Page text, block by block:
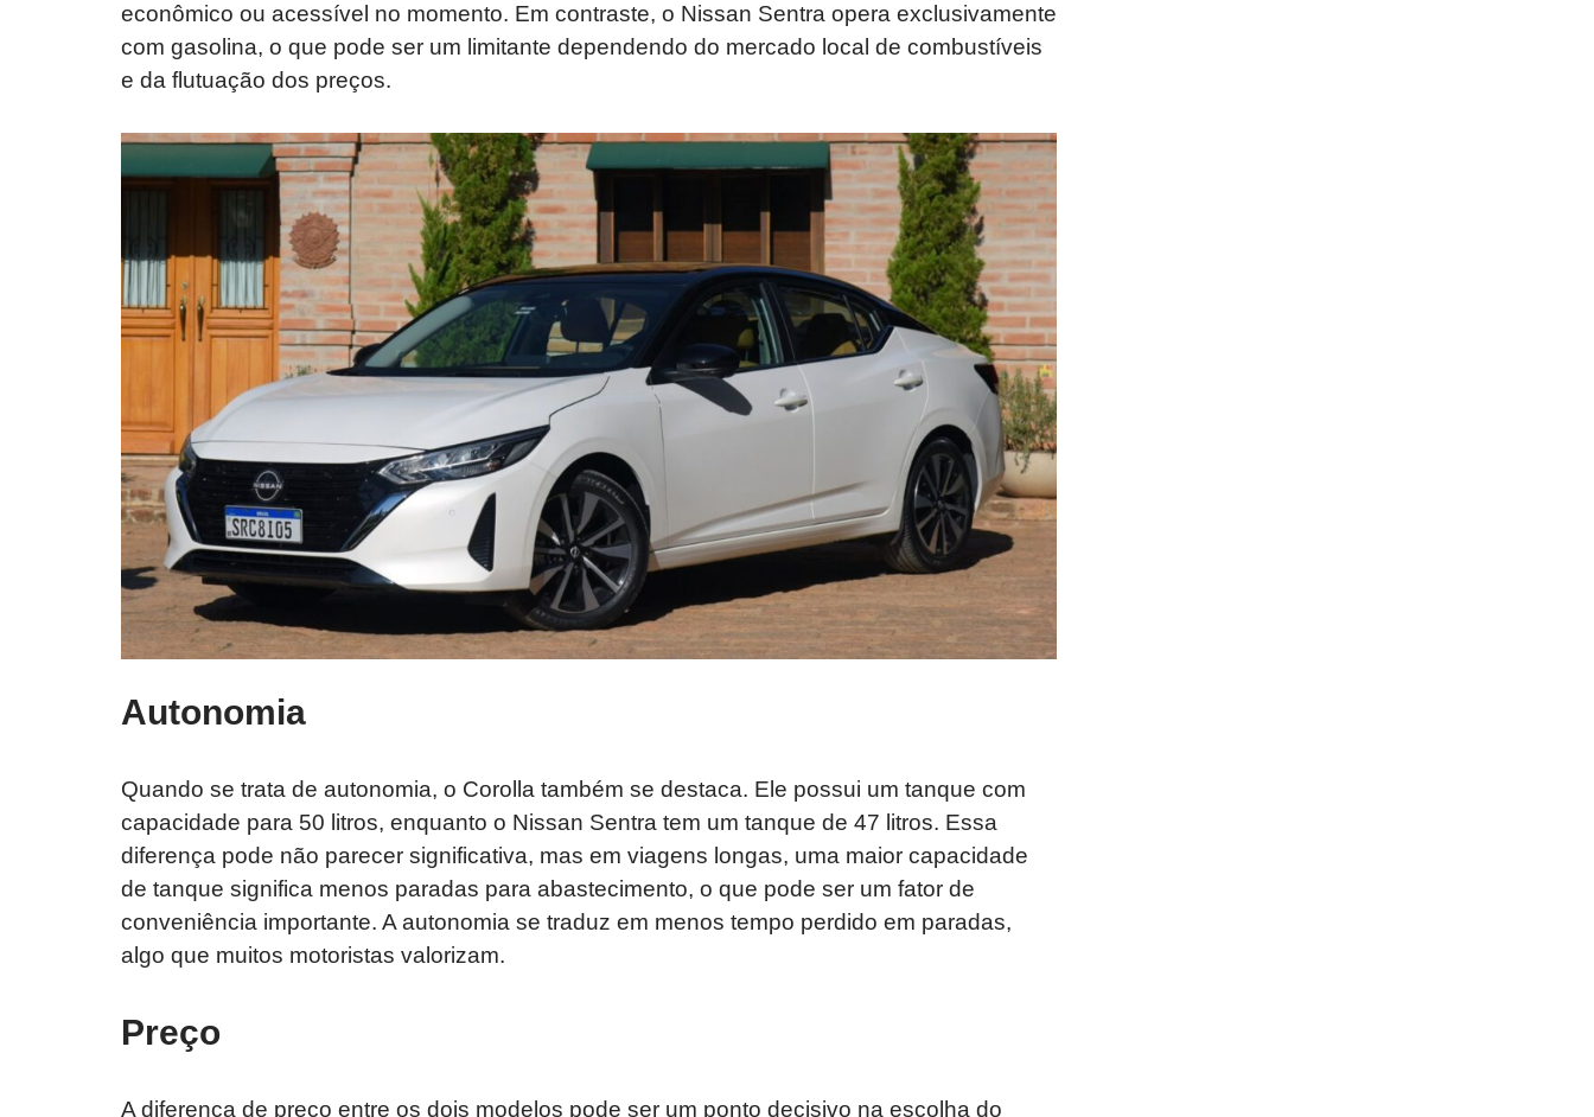
econômico ou acessível no momento. Em contraste, o Nissan Sentra opera exclusivamente
com gasolina, o que pode ser um limitante dependendo do mercado local de combustíveis
e da flutuação dos preços.
Autonomia
Quando se trata de autonomia, o Corolla também se destaca. Ele possui um tanque com
capacidade para 50 litros, enquanto o Nissan Sentra tem um tanque de 47 litros. Essa
diferença pode não parecer significativa, mas em viagens longas, uma maior capacidade
de tanque significa menos paradas para abastecimento, o que pode ser um fator de
conveniência importante. A autonomia se traduz em menos tempo perdido em paradas,
algo que muitos motoristas valorizam.
Preço
A diferença de preço entre os dois modelos pode ser um ponto decisivo na escolha do